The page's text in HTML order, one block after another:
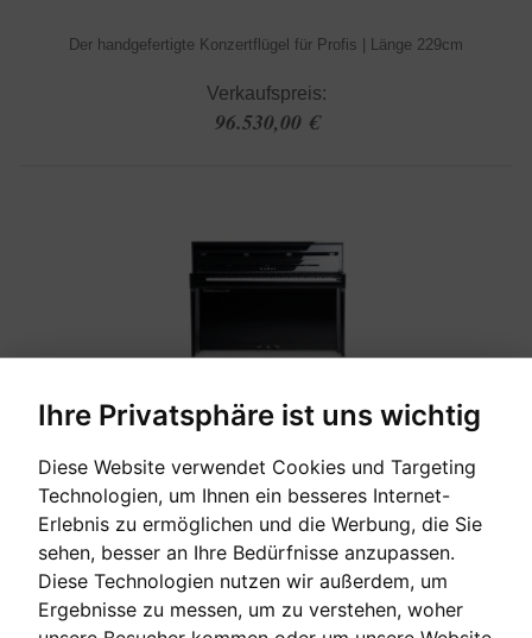
Ihre Privatsphäre ist uns wichtig
Diese Website verwendet Cookies und Targeting
Technologien, um Ihnen ein besseres Internet-
Erlebnis zu ermöglichen und die Werbung, die Sie
sehen, besser an Ihre Bedürfnisse anzupassen.
Diese Technologien nutzen wir außerdem, um
Ergebnisse zu messen, um zu verstehen, woher
Der handgefertigte Konzertflügel für Profis | Länge 229cm
Verkaufspreis:
96.530,00 €
KAWAI NV-5S
Die perfekte Mischung aus Tradition und Innovation.
Verkaufspreis: